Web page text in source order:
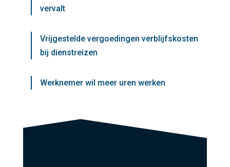
vervalt
Vrijgestelde vergoedingen verblijfskosten
bij dienstreizen
Werknemer wil meer uren werken